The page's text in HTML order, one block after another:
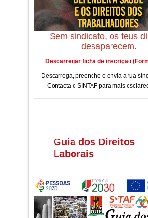
Sem sindicato, os teus
desaparecem.
Descarregar ficha de inscrição
Descarrega, preenche e envia a tua
Contacta o SINTAF para mais
Guia dos Direitos
Laborais